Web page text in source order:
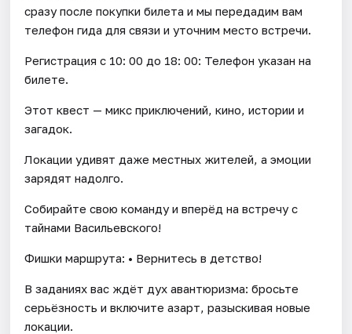
сразу после покупки билета и мы передадим вам
телефон гида для связи и уточним место встречи.
Регистрация с 10: 00 до 18: 00: Телефон указан на
билете.
Этот квест — микс приключений, кино, истории и
загадок.
Локации удивят даже местных жителей, а эмоции
зарядят надолго.
Собирайте свою команду и вперёд на встречу с
тайнами Васильевского!
Фишки маршрута: • Вернитесь в детство!
В заданиях вас ждёт дух авантюризма: бросьте
серьёзность и включите азарт, разыскивая новые
локации.